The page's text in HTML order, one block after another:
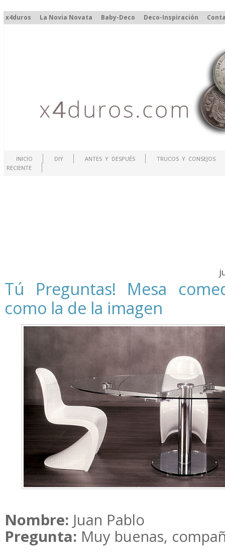
x4duros La Novia Novata Baby-Deco Deco-Inspiración
INICIO DIY ANTES Y DESPUÉS
TRUCOS Y CONSEJOS
RECIENTE
Tú Preguntas! Mesa
como la de la imagen
Nombre: Juan Pablo
Pregunta: Muy buenas,